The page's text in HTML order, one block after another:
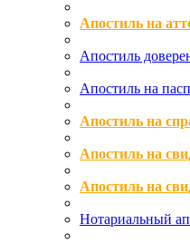
Апостиль на
Апостиль
Апостиль на
Апостиль на
Апостиль на
Апостиль на
Нотариальный